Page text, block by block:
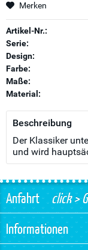
Merken
Artikel-Nr.:
Serie:
Design:
Farbe:
Maße:
Material:
Beschreibung
Der Klassiker
und wird
Anfahrtclick >
Informationen